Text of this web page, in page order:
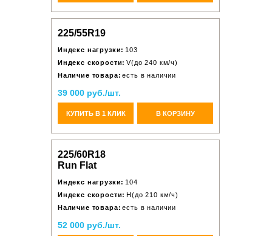
225/55R19
Индекс нагрузки: 103
Индекс скорости: V(до 240 км/ч)
Наличие товара: есть в наличии
39 000 руб./шт.
КУПИТЬ В 1 КЛИК В КОРЗИНУ
225/60R18
Run Flat
Индекс нагрузки: 104
Индекс скорости: H(до 210 км/ч)
Наличие товара: есть в наличии
52 000 руб./шт.